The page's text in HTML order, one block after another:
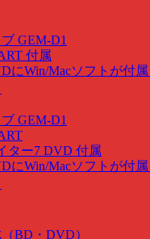
GEM-D1
付属
にWin/Macソフトが付
GEM-D1
ター7 DVD 付属
にWin/Macソフトが付
BD・DVD）